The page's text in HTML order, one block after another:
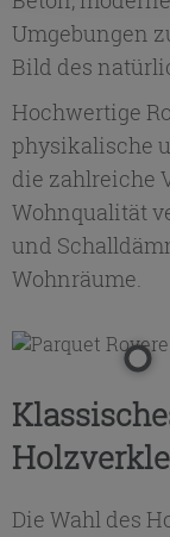
Umgebungen
Bild des
Hochwertige
physikalische
die zahlreiche
Wohnqualität
und
Wohnräume.
Die Wahl des